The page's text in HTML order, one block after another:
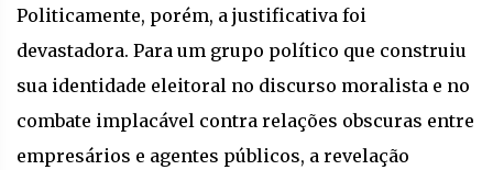
Politicamente, porém, a justificativa foi
devastadora. Para um grupo político que construiu
sua identidade eleitoral no discurso moralista e no
combate implacável contra relações obscuras entre
empresários e agentes públicos, a revelação